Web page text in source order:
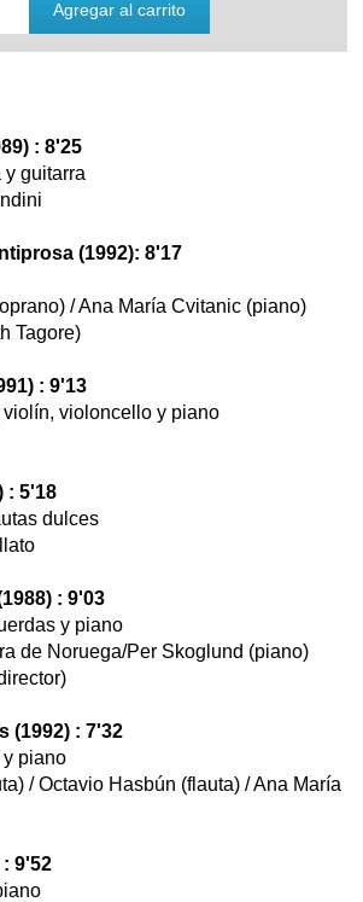
: 8'25
y guitarra
(1992): 8'17
/ Ana María Cvitanic (piano)
Tagore)
: 9'13
violoncello y piano
: 5'18
dulces
: 9'03
y piano
de Noruega/Per Skoglund (piano)
(1992) : 7'32
piano
/ Octavio Hasbún (flauta) / Ana María
: 9'52